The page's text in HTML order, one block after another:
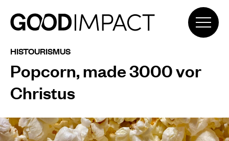
HISTOURISMUS
Popcorn, made 3000 vor
Christus